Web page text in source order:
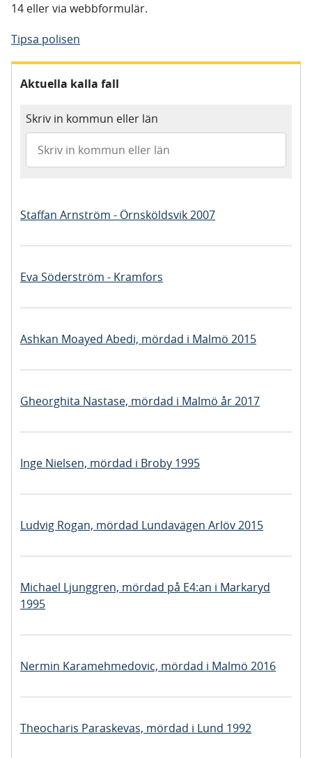
14 eller via webbformulär.
Tipsa polisen
Aktuella kalla fall
Skriv in kommun eller län
Staffan Arnström - Örnsköldsvik 2007
Eva Söderström - Kramfors
Ashkan Moayed Abedi, mördad i Malmö 2015
Gheorghita Nastase, mördad i Malmö år 2017
Inge Nielsen, mördad i Broby 1995
Ludvig Rogan, mördad Lundavägen Arlöv 2015
Michael Ljunggren, mördad på E4:an i Markaryd
1995
Nermin Karamehmedovic, mördad i Malmö 2016
Theocharis Paraskevas, mördad i Lund 1992